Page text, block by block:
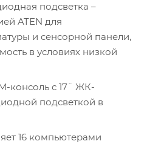
подсветка –
ATEN для
и сенсорной панели,
в условиях низкой
консоль с 17¨ ЖК-
подсветкой в
16 компьютерами